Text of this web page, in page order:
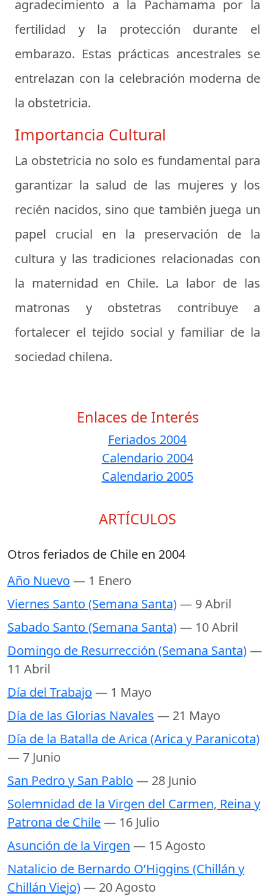
agradecimiento a la Pachamama por la
fertilidad y la protección durante el
embarazo. Estas prácticas ancestrales se
entrelazan con la celebración moderna de
la obstetricia.
Importancia Cultural
La obstetricia no solo es fundamental para
garantizar la salud de las mujeres y los
recién nacidos, sino que también juega un
papel crucial en la preservación de la
cultura y las tradiciones relacionadas con
la maternidad en Chile. La labor de las
matronas y obstetras contribuye a
fortalecer el tejido social y familiar de la
sociedad chilena.
Enlaces de Interés
Feriados 2004
Calendario 2004
Calendario 2005
ARTÍCULOS
Otros feriados de Chile en 2004
Año Nuevo — 1 Enero
Viernes Santo (Semana Santa)— 9 Abril
Sabado Santo (Semana Santa)— 10 Abril
Domingo de Resurrección (Semana Santa)—
11 Abril
Día del Trabajo — 1 Mayo
Día de las Glorias Navales — 21 Mayo
Día de la Batalla de Arica (Arica y Paranicota)
— 7 Junio
San Pedro y San Pablo — 28 Junio
Solemnidad de la Virgen del Carmen, Reina y
Patrona de Chile— 16 Julio
Asunción de la Virgen — 15 Agosto
Natalicio de Bernardo O’Higgins (Chillán y
Chillán Viejo)— 20 Agosto